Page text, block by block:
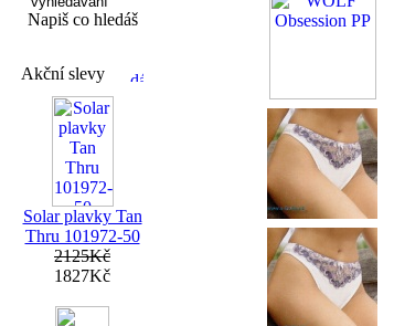
Napiš co hledáš
Akční slevy
Solar plavky Tan
Thru 101972-50
2125Kč
1827Kč